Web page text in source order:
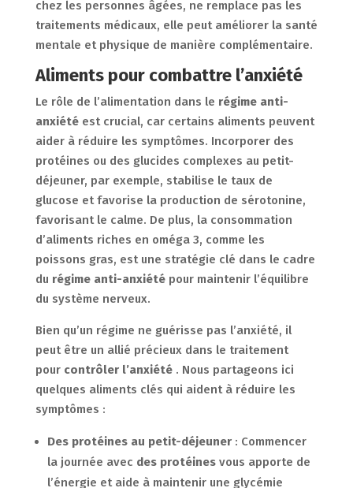
chez les personnes âgées, ne remplace pas les
traitements médicaux, elle peut améliorer la santé
mentale et physique de manière complémentaire.
Aliments pour combattre l’anxiété
Le rôle de l’alimentation dans le régime anti-
anxiétéest crucial, car certains aliments peuvent
aider à réduire les symptômes. Incorporer des
protéines ou des glucides complexes au petit-
déjeuner, par exemple, stabilise le taux de
glucose et favorise la production de sérotonine,
favorisant le calme. De plus, la consommation
d’aliments riches en oméga 3, comme les
poissons gras, est une stratégie clé dans le cadre
du régime anti-anxiétépour maintenir l’équilibre
du système nerveux.
Bien qu’un régime ne guérisse pas l’anxiété, il
peut être un allié précieux dans le traitement
pour contrôler l’anxiété. Nous partageons ici
quelques aliments clés qui aident à réduire les
symptômes :
Des protéines au petit-déjeuner: Commencer
la journée avec des protéinesvous apporte de
l’énergie et aide à maintenir une glycémie